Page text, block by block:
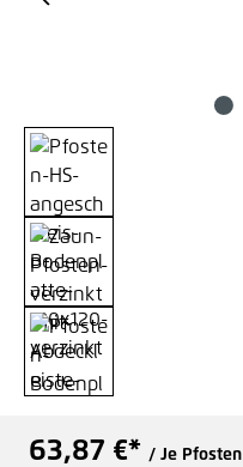
63,87 €* / Je Pfosten